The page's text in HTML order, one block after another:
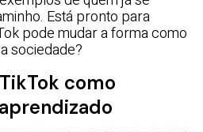
Está pronto para
pode mudar a forma como
sociedade?
como